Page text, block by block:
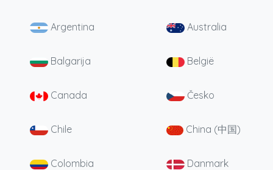
Argentina Australia
Balgarija België
Canada Česko
Chile China (中国)
Colombia Danmark